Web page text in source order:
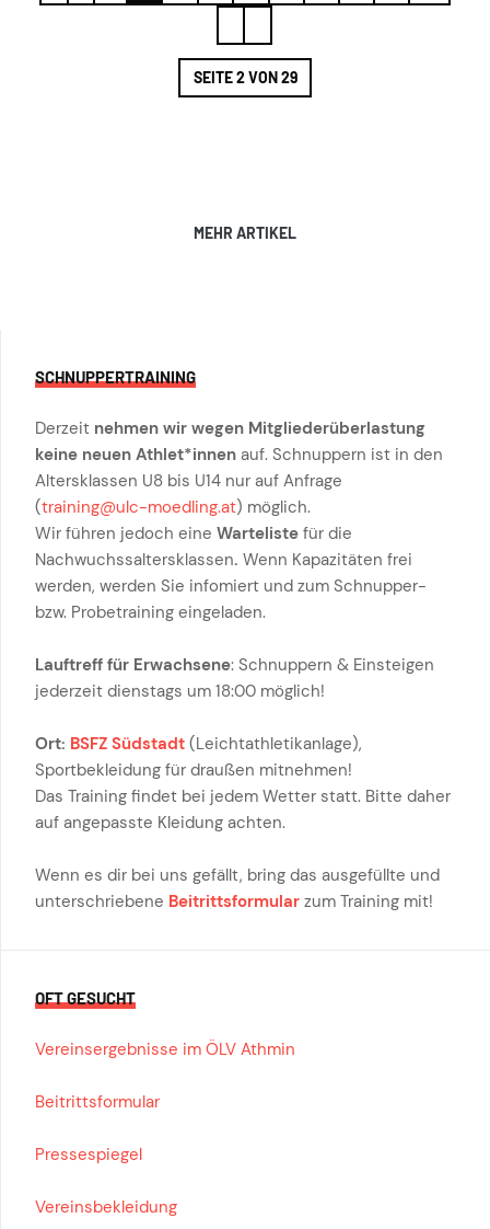
SEITE 2 VON 29
MEHR ARTIKEL
SCHNUPPERTRAINING
Derzeit nehmen wir wegen Mitgliederüberlastung
keine neuen Athlet*innen auf. Schnuppern ist in den
Altersklassen U8 bis U14 nur auf Anfrage
(training@ulc-moedling.at) möglich.
Wir führen jedoch eine Warteliste für die
Nachwuchssaltersklassen. Wenn Kapazitäten frei
werden, werden Sie infomiert und zum Schnupper-
bzw. Probetraining eingeladen.
Lauftreff für Erwachsene: Schnuppern & Einsteigen
jederzeit dienstags um 18:00 möglich!
Ort: BSFZ Südstadt (Leichtathletikanlage),
Sportbekleidung für draußen mitnehmen!
Das Training findet bei jedem Wetter statt. Bitte daher
auf angepasste Kleidung achten.
Wenn es dir bei uns gefällt, bring das ausgefüllte und
unterschriebene Beitrittsformular zum Training mit!
OFT GESUCHT
Vereinsergebnisse im ÖLV Athmin
Beitrittsformular
Pressespiegel
Vereinsbekleidung